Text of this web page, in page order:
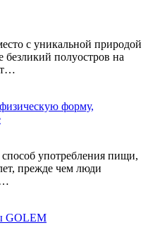
с уникальной природой
безликий полуостров на
форму,
употребления пищи,
прежде чем люди
GOLEM